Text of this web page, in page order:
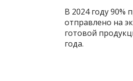
В 2024 году 90%
отправлено на
готовой
года.